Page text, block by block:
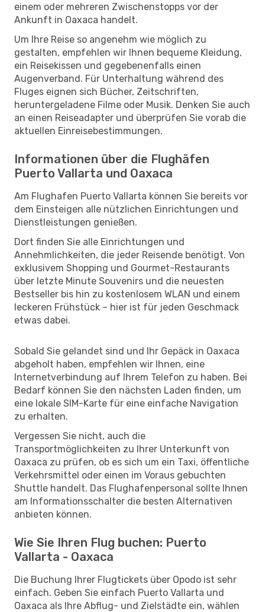
einem oder mehreren Zwischenstopps vor der
Ankunft in Oaxaca handelt.
Um Ihre Reise so angenehm wie möglich zu
gestalten, empfehlen wir Ihnen bequeme Kleidung,
ein Reisekissen und gegebenenfalls einen
Augenverband. Für Unterhaltung während des
Fluges eignen sich Bücher, Zeitschriften,
heruntergeladene Filme oder Musik. Denken Sie auch
an einen Reiseadapter und überprüfen Sie vorab die
aktuellen Einreisebestimmungen.
Informationen über die Flughäfen
Puerto Vallarta und Oaxaca
Am Flughafen Puerto Vallarta können Sie bereits vor
dem Einsteigen alle nützlichen Einrichtungen und
Dienstleistungen genießen.
Dort finden Sie alle Einrichtungen und
Annehmlichkeiten, die jeder Reisende benötigt. Von
exklusivem Shopping und Gourmet-Restaurants
über letzte Minute Souvenirs und die neuesten
Bestseller bis hin zu kostenlosem WLAN und einem
leckeren Frühstück – hier ist für jeden Geschmack
etwas dabei.
Sobald Sie gelandet sind und Ihr Gepäck in Oaxaca
abgeholt haben, empfehlen wir Ihnen, eine
Internetverbindung auf Ihrem Telefon zu haben. Bei
Bedarf können Sie den nächsten Laden finden, um
eine lokale SIM-Karte für eine einfache Navigation
zu erhalten.
Vergessen Sie nicht, auch die
Transportmöglichkeiten zu Ihrer Unterkunft von
Oaxaca zu prüfen, ob es sich um ein Taxi, öffentliche
Verkehrsmittel oder einen im Voraus gebuchten
Shuttle handelt. Das Flughafenpersonal sollte Ihnen
am Informationsschalter die besten Alternativen
anbieten können.
Wie Sie Ihren Flug buchen: Puerto
Vallarta - Oaxaca
Die Buchung Ihrer Flugtickets über Opodo ist sehr
einfach. Geben Sie einfach Puerto Vallarta und
Oaxaca als Ihre Abflug- und Zielstädte ein, wählen